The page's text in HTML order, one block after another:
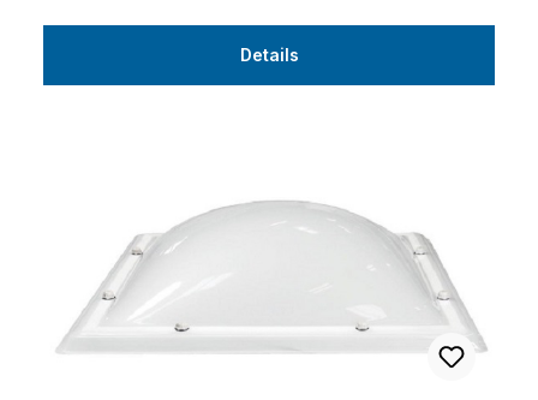
Details